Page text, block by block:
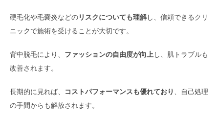
硬毛化や毛嚢炎などのリスクについても理解し、信頼できるクリ
ニックで施術を受けることが大切です。
背中脱毛により、 ファッションの自由度が向上 し、肌トラブルも
改善されます。
長期的に見れば、 コストパフォーマンスも優れており
、自己処理
の手間からも解放されます。